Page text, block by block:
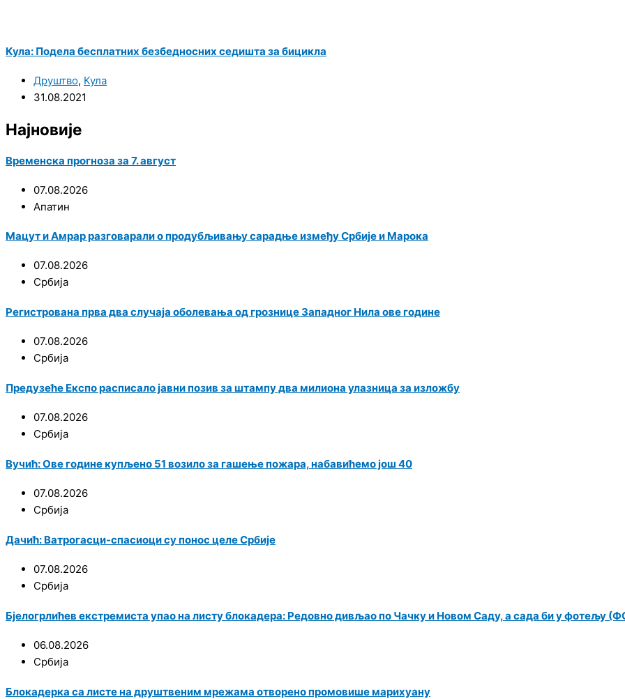
Кула: Подела бесплатних безбедносних седишта за бицикла
Друштво, Кула
31.08.2021
Најновије
Временска прогноза за 7. август
07.08.2026
Апатин
Мацут и Амрар разговарали о продубљивању сарадње између Србије и Марока
07.08.2026
Србија
Регистрована прва два случаја оболевања од грознице Западног Нила ове године
07.08.2026
Србија
Предузеће Експо расписало јавни позив за штампу два милиона улазница за изложбу
07.08.2026
Србија
Вучић: Ове године купљено 51 возило за гашење пожара, набавићемо још 40
07.08.2026
Србија
Дачић: Ватрогасци-спасиоци су понос целе Србије
07.08.2026
Србија
Бјелогрлићев екстремиста упао на листу блокадера: Редовно дивљао по Чачку и Новом Саду, а сада би у фотељу
06.08.2026
Србија
Блокадерка са листе на друштвеним мрежама отворено промовише марихуану